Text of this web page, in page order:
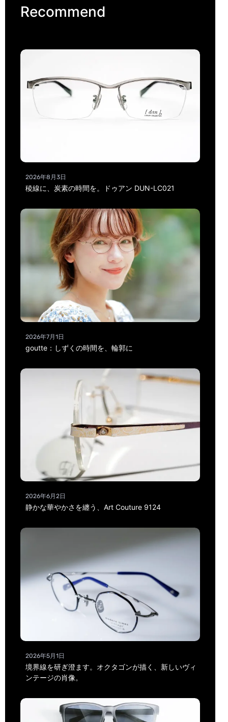
Recommend
2026年8月3日
稜線に、炭素の時間を。ドゥアン DUN-LC021
2026年7月1日
goutte：しずくの時間を、輪郭に
2026年6月2日
静かな華やかさを纏う、Art Couture 9124
2026年5月1日
境界線を研ぎ澄ます。オクタゴンが描く、新しいヴィ
ンテージの肖像。